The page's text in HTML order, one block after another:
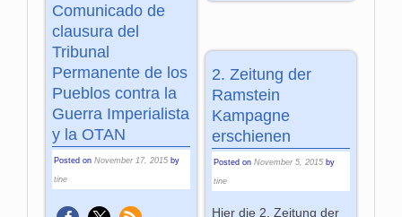
Comunicado de
clausura del
Tribunal
Permanente de los
Pueblos contra la
Guerra Imperialista
y la OTAN
Posted onNovember 17, 2015 by
tine
2. Zeitung der
Ramstein
Kampagne
erschienen
Posted on November 5, 2015 by
tine
Hier die 2. Zeitung der